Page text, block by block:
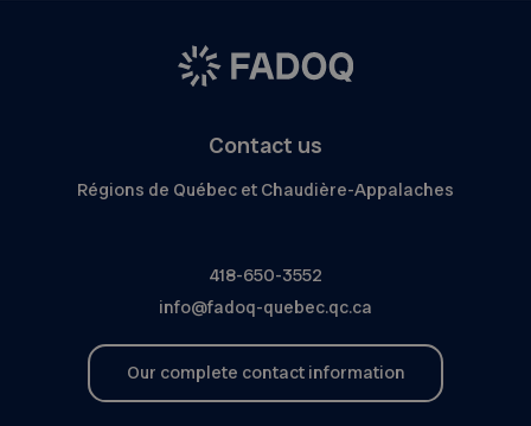
Contact us
Régions de Québec et Chaudière-Appalaches
418-650-3552
info@fadoq-quebec.qc.ca
Our complete contact information